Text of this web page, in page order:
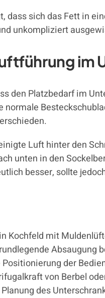
dass sich das Fett in
unkompliziert
im
den Platzbedarf im
normale
Luft hinter den
unten in den
besser, sollte
Kochfeld mit
der
von Berbel
des